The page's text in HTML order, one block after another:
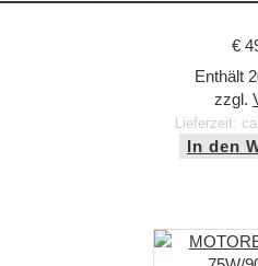
€
Enthält
zzgl.
Lieferzeit:
In den